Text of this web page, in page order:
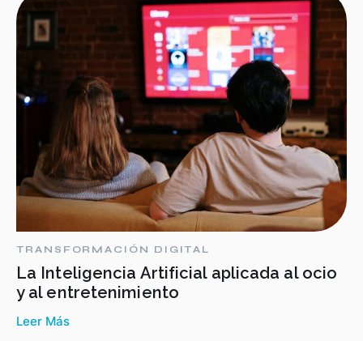
TRANSFORMACIÓN DIGITAL
La Inteligencia Artificial aplicada al ocio
y al entretenimiento
Leer Más